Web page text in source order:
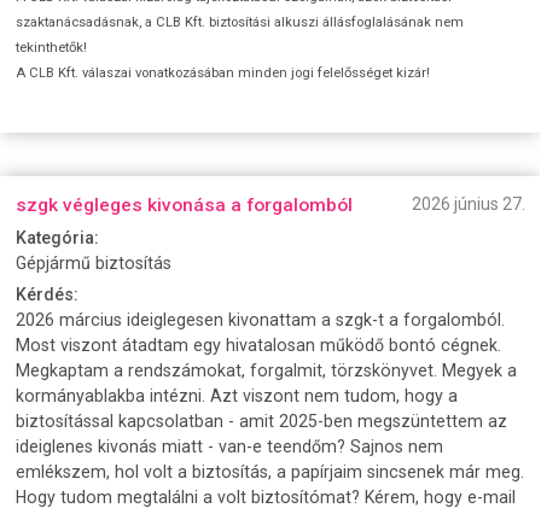
szaktanácsadásnak, a CLB Kft. biztosítási alkuszi állásfoglalásának nem
tekinthetők!
A CLB Kft. válaszai vonatkozásában minden jogi felelősséget kizár!
szgk végleges kivonása a forgalomból
2026 június 27.
Kategória:
Gépjármű biztosítás
Kérdés:
2026 március ideiglegesen kivonattam a szgk-t a forgalomból.
Most viszont átadtam egy hivatalosan működő bontó cégnek.
Megkaptam a rendszámokat, forgalmit, törzskönyvet. Megyek a
kormányablakba intézni. Azt viszont nem tudom, hogy a
biztosítással kapcsolatban - amit 2025-ben megszüntettem az
ideiglenes kivonás miatt - van-e teendőm? Sajnos nem
emlékszem, hol volt a biztosítás, a papírjaim sincsenek már meg.
Hogy tudom megtalálni a volt biztosítómat? Kérem, hogy e-mail